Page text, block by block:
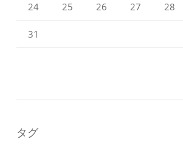
24 25 26 27 28
31
タグ